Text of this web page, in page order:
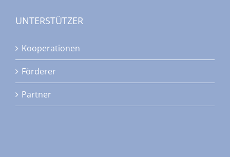
der
gewählt
UNTERSTÜTZER
Kooperationen
Förderer
Partner